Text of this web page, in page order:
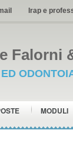
Irap e
Falorni
MODULI